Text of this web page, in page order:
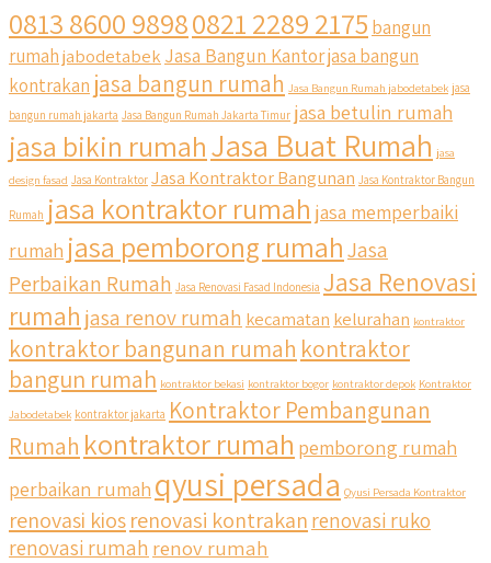
0813 8600 98980821 2289 2175 bangun
rumahjabodetabek Jasa Bangun Kantorjasa bangun
kontrakan jasa bangun rumah Jasa Bangun Rumah jabodetabek jasa
bangun rumah jakarta Jasa Bangun Rumah Jakarta Timur jasa betulin rumah
jasa bikin rumahJasa Buat Rumah jasa
design fasad Jasa Kontraktor Jasa Kontraktor Bangunan Jasa Kontraktor Bangun
Rumah jasa kontraktor rumah jasa memperbaiki
rumah jasa pemborong rumahJasa
Perbaikan Rumah Jasa Renovasi Fasad Indonesia Jasa Renovasi
rumah jasa renov rumah kecamatan kelurahan kontraktor
kontraktor bangunan rumah kontraktor
bangun rumah kontraktor bekasi kontraktor bogor kontraktor depok Kontraktor
Jabodetabek kontraktor jakarta Kontraktor Pembangunan
Rumah kontraktor rumah pemborong rumah
perbaikan rumah qyusi persada Qyusi Persada Kontraktor
renovasi kiosrenovasi kontrakanrenovasi ruko
renovasi rumah renov rumah